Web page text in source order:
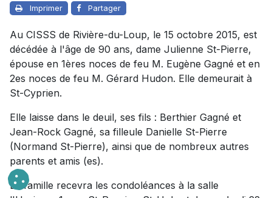
Imprimer Partager
Au CISSS de Rivière-du-Loup, le 15 octobre 2015, est
décédée à l'âge de 90 ans, dame Julienne St-Pierre,
épouse en 1ères noces de feu M. Eugène Gagné et en
2es noces de feu M. Gérard Hudon. Elle demeurait à
St-Cyprien.
Elle laisse dans le deuil, ses fils : Berthier Gagné et
Jean-Rock Gagné, sa filleule Danielle St-Pierre
(Normand St-Pierre), ainsi que de nombreux autres
parents et amis (es).
La famille recevra les condoléances à la salle